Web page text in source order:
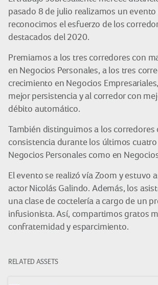
pasado 8 de julio realizamos un evento
reconocimos el esfuerzo de los
destacados del 2020.
Premiamos a los tres corredores con
en Negocios Personales, a los tres
crecimiento en Negocios
mejor persistencia y al corredor con
débito automático.
También distinguimos a los corredores
consistencia durante los últimos
Negocios Personales como en
El evento se realizó vía Zoom y estuvo
actor Nicolás Galindo. Además, los
una clase de coctelería a cargo de un
infusionista. Así, compartimos gratos
confraternidad y esparcimiento.
RELATED ASSETS